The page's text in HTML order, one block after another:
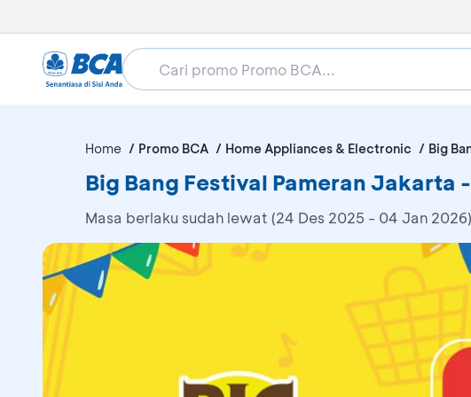
Home Promo BCA Home Appliances & Electronic Big
Big Bang Festival Pameran
Masa berlaku sudah lewat (24 Des 2025 - 04 Jan 2026)